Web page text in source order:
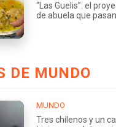
“Las Guelis”: el
de abuela que
DE MUNDO
MUNDO
Tres chilenos y un